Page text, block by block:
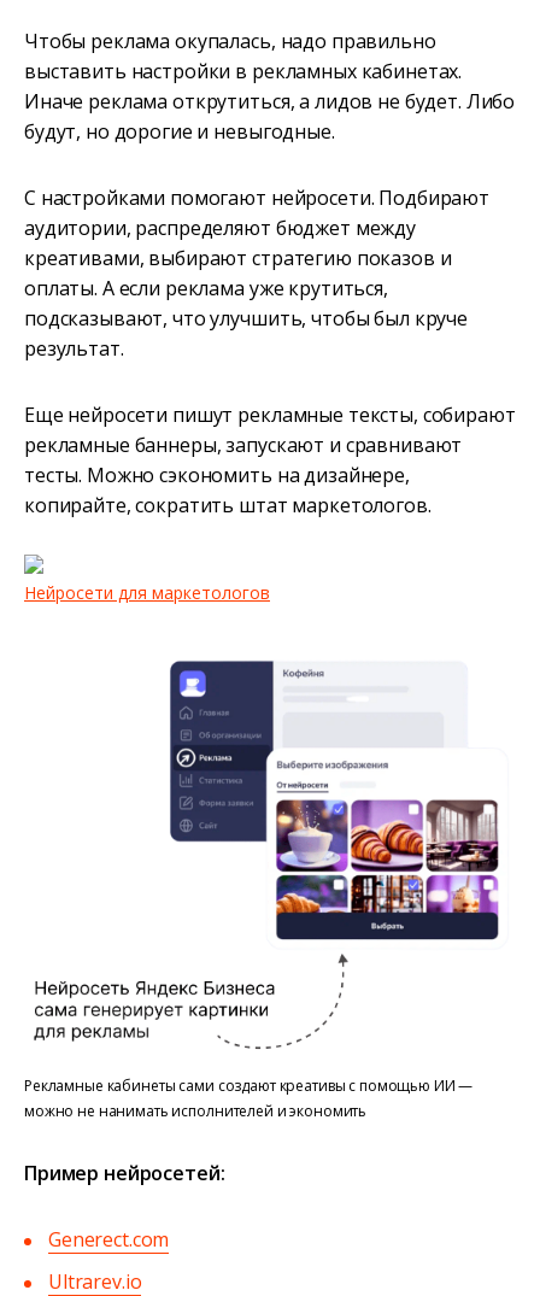
Чтобы реклама окупалась, надо правильно
выставить настройки в рекламных кабинетах.
Иначе реклама открутиться, а лидов не будет. Либо
будут, но дорогие и невыгодные.
С настройками помогают нейросети. Подбирают
аудитории, распределяют бюджет между
креативами, выбирают стратегию показов и
оплаты. А если реклама уже крутиться,
подсказывают, что улучшить, чтобы был круче
результат.
Еще нейросети пишут рекламные тексты, собирают
рекламные баннеры, запускают и сравнивают
тесты. Можно сэкономить на дизайнере,
копирайте, сократить штат маркетологов.
Нейросети для маркетологов
Рекламные кабинеты сами создают креативы с помощью ИИ —
можно не нанимать исполнителей и экономить
Пример нейросетей:
Generect.com
Ultrarev.io